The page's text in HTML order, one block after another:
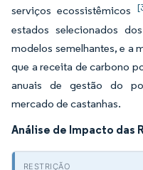
serviços ecossistêmicos
estados selecionados
modelos semelhantes, e a
que a receita de carbono
anuais de gestão do
mercado de castanhas.
Análise de Impacto das